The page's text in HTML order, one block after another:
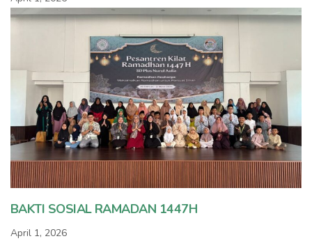
BAKTI SOSIAL RAMADAN 1447H
April 1, 2026